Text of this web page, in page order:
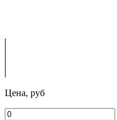
Цена, руб